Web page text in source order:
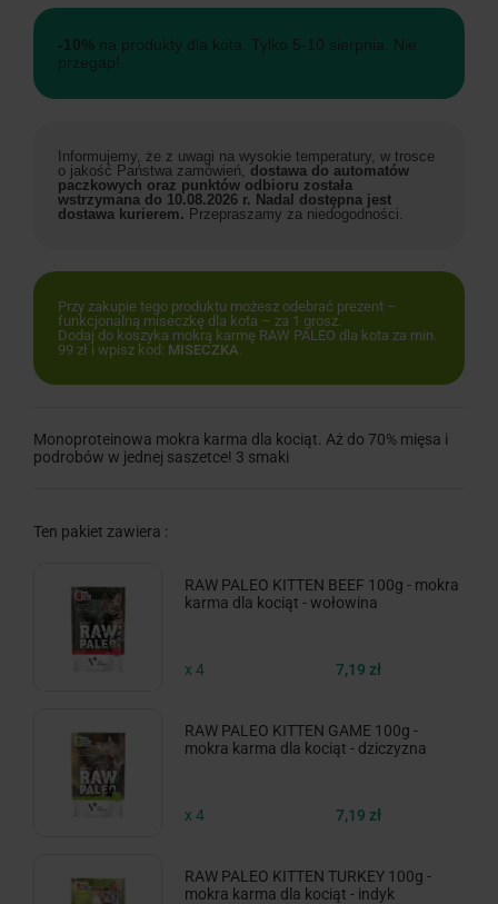
-10% na produkty dla kota. Tylko 5-10 sierpnia. Nie
przegap!
Informujemy, że z uwagi na wysokie temperatury, w trosce
o jakość Państwa zamówień, dostawa do automatów
paczkowych oraz punktów odbioru została
wstrzymana do 10.08.2026 r. Nadal dostępna jest
dostawa kurierem. Przepraszamy za niedogodności.
Przy zakupie tego produktu możesz odebrać prezent –
funkcjonalną miseczkę dla kota – za 1 grosz.
Dodaj do koszyka mokrą karmę RAW PALEO dla kota za min.
99 zł i wpisz kod: MISECZKA.
Monoproteinowa mokra karma dla kociąt. Aż do 70% mięsa i
podrobów w jednej saszetce! 3 smaki
Ten pakiet zawiera :
RAW PALEO KITTEN BEEF 100g - mokra
karma dla kociąt - wołowina
x 4 7,19 zł
RAW PALEO KITTEN GAME 100g -
mokra karma dla kociąt - dziczyzna
x 4 7,19 zł
RAW PALEO KITTEN TURKEY 100g -
mokra karma dla kociąt - indyk